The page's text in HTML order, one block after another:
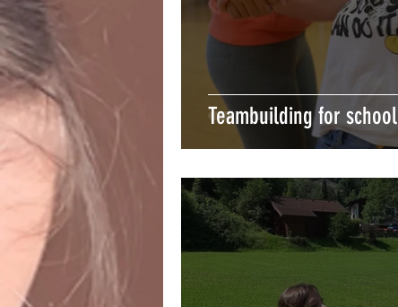
Teambuilding for school